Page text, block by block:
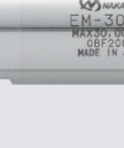
Espert 500
メルマガ登録